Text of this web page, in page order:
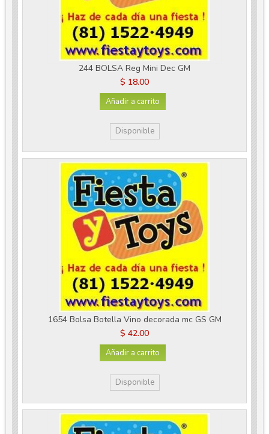
244 BOLSA Reg Mini Dec GM
$ 18.00
Añadir a carrito
Disponible
1654 Bolsa Botella Vino decorada mc GS GM
$ 42.00
Añadir a carrito
Disponible